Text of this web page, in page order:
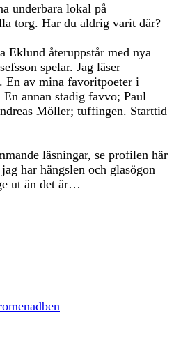
underbara lokal på
torg. Har du aldrig varit där?
Eklund återuppstår med nya
spelar. Jag läser
En av mina favoritpoeter i
annan stadig favvo; Paul
Möller; tuffingen. Starttid
läsningar, se profilen här
har hängslen och glasögon
ut än det är…